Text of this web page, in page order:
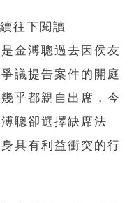
往下閱讀
金溥聰過去因侯友
議提告案件的開庭
乎都親自出席，今
聰卻選擇缺席法
具有利益衝突的行